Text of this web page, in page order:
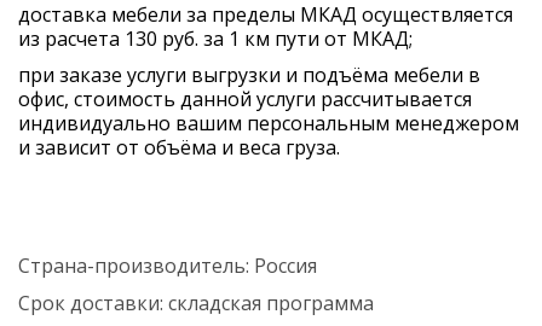
доставка мебели за пределы МКАД осуществляется
из расчета 130 руб. за 1 км пути от МКАД;
при заказе услуги выгрузки и подъёма мебели в
офис, стоимость данной услуги рассчитывается
индивидуально вашим персональным менеджером
и зависит от объёма и веса груза.
Страна-производитель: Россия
Срок доставки: складская программа